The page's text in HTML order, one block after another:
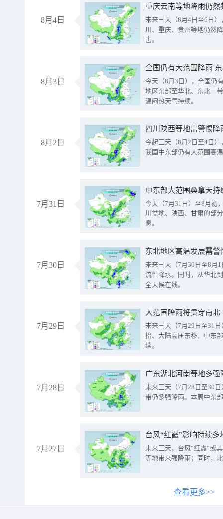
8月4日
重庆云南等地降雨仍然
未来三天（8月4日至6日
川、重庆、贵州等地仍然
害。
8月3日
全国仍有大范围降雨
今天（8月3日），全国仍
地区东部至华北、东北一
温闷热天气持续。
8月2日
今起三天（8月2日至4日
我国中东部仍有大范围高
7月31日
中东部大范围桑拿天
今天（7月31日）至8月初
川盆地、陕西、甘肃的部
息。
7月30日
东北地区高温发展需
未来三天（7月30日至8月
流性降水。同时，从华北
全天候在线。
7月29日
大范围降雨将贯穿南
未来三天（7月29日至31
抬、大陆高压东移，中东
续。
7月28日
广东湖北河南等地多
未来三天（7月28日至30
带仍多强降雨。本周中东
7月27日
台风“红霞”影响持续
未来三天，台风“红霞”或
等地带来强降雨；同时，
查看更多>>